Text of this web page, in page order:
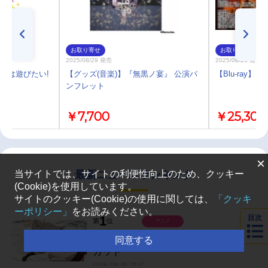
は遊びたい!
お取り寄せ
2025/08/29 発売
【グッズ(音楽)】『無黒ノ宴』 公演パ
ンフレット
￥7,700
お取り寄せ
2025/08/29 発売
【Blu-ray】
￥25,300
最新ニュースランキング
第1位
『無職転生Ⅲ』第7話あらすじ＆場面
カット
アニメ 目次
×
当サイトでは、サイトの利便性向上のため、クッキー
(Cookie)を使用しています。
サイトのクッキー(Cookie)の使用に関しては、
「クッキ
ーポリシー」
をお読みください。
同意する